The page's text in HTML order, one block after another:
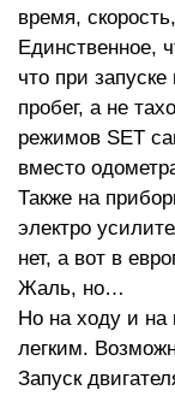
время,
Единственное,
что при
пробег, а не
режимов SET
вместо
Также на
электро
нет, а вот в
Жаль, но…
Но на ходу и на
легким.
Запуск